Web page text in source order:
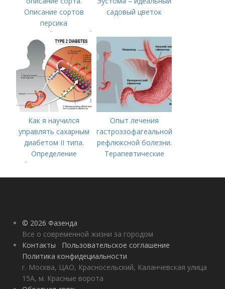
Описание сортов
персика
(советский,солнечный,
новость степи,
пушистый ранний)
садовый цветок
Как я научился
управлять сахарным
диабетом II типа.
Определение
болезни. Причины
заболевания
Опыт лечения
гастроэзофагеальной
рефлюксной болезни.
Терапевтические
гастроэзофагеальной
© 2026 Фазенда
Все о современной жизни за городом
Контакты
Пользовательское соглашение
Политика конфидециальности
г. Москва, ЦАО, Красносельский, Каланчевская улица
15А, м. Красные ворота